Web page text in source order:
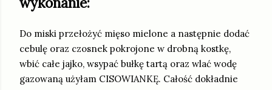
Do miski przełożyć mięso mielone a następnie dodać
cebulę oraz czosnek pokrojone w drobną kostkę,
wbić całe jajko, wsypać bułkę tartą oraz wlać wodę
gazowaną użyłam CISOWIANKĘ. Całość dokładnie